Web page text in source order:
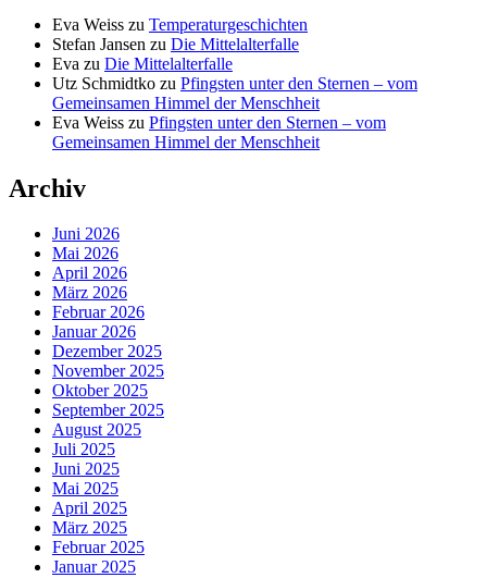
Eva Weiss zu Temperaturgeschichten
Stefan Jansen zu Die Mittelalterfalle
Eva zu Die Mittelalterfalle
Utz Schmidtko zu Pfingsten unter den Sternen – vom
Gemeinsamen Himmel der Menschheit
Eva Weiss zu Pfingsten unter den Sternen – vom
Gemeinsamen Himmel der Menschheit
Archiv
Juni 2026
Mai 2026
April 2026
März 2026
Februar 2026
Januar 2026
Dezember 2025
November 2025
Oktober 2025
September 2025
August 2025
Juli 2025
Juni 2025
Mai 2025
April 2025
März 2025
Februar 2025
Januar 2025